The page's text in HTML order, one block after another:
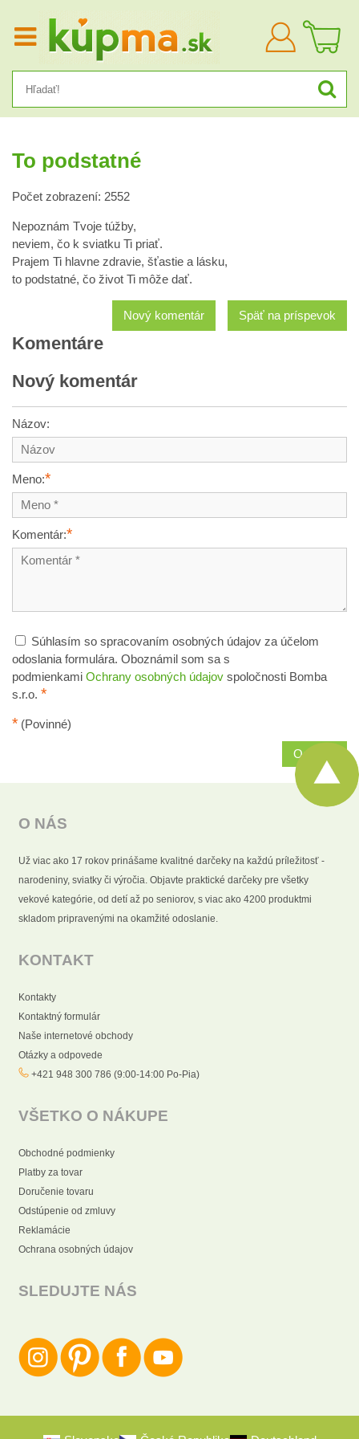
Prihlásiť
sa
To podstatné
Počet zobrazení: 2552
Nepoznám Tvoje túžby,
neviem, čo k sviatku Ti priať.
Prajem Ti hlavne zdravie, šťastie a lásku,
to podstatné, čo život Ti môže dať.
Späť na príspevok
Nový komentár
Komentáre
Nový komentár
Názov:
Meno:*
Komentár:*
Súhlasím so spracovaním osobných údajov za účelom
odoslania formulára. Oboznámil som sa s
podmienkami Ochrany osobných údajov spoločnosti Bomba
s.r.o. *
* (Povinné)
Odoslať
O NÁS
Už viac ako 17 rokov prinášame kvalitné darčeky na každú príležitosť -
narodeniny, sviatky či výročia. Objavte praktické darčeky pre všetky
vekové kategórie, od detí až po seniorov, s viac ako 4200 produktmi
skladom pripravenými na okamžité odoslanie.
KONTAKT
Kontakty
Kontaktný formulár
Naše internetové obchody
Otázky a odpovede
+421 948 300 786 (9:00-14:00 Po-Pia)
VŠETKO O NÁKUPE
Obchodné podmienky
Platby za tovar
Doručenie tovaru
Odstúpenie od zmluvy
Reklamácie
Ochrana osobných údajov
SLEDUJTE NÁS